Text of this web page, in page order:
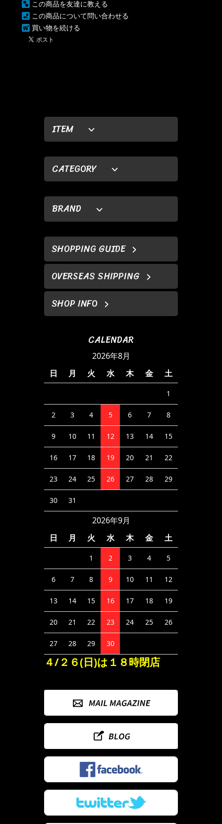
ITEM
CATEGORY
BRAND
SHOPPING GUIDE
OVERSEAS SHIPPING
SHOP INFO
CALENDAR
2026年8月
日
月 火 水 木 金 土
1
2 3 4 5 6 7 8
9 10 11 12 13 14 15
16 17 18 19 20 21 22
23 24 25 26 27 28 29
30 31
2026年9月
日
月 火 水 木 金 土
1 2 3 4 5
6 7 8 9 10 11 12
13 14 15 16 17 18 19
20 21 22 23 24 25 26
27 28 29 30
４/２６(日)は１８時閉店
この商品を友達に教える
この商品について問い合わせる
買い物を続ける